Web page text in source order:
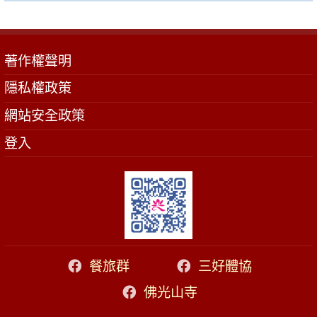
著作權聲明
隱私權政策
網站安全政策
登入
餐旅群
三好體協
佛光山寺